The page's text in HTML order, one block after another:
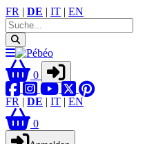
FR | DE | IT | EN
0
FR | DE | IT | EN
0